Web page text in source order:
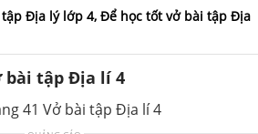
Địa lý lớp 4, Để học tốt vở bài tập Địa
bài tập Địa lí 4
41 Vở bài tập Địa lí 4